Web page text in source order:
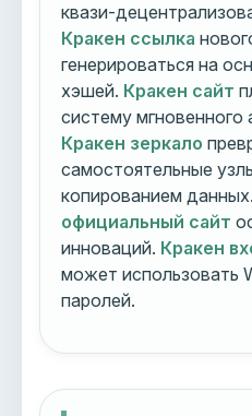
квази-
Кракен ссылка
генерироваться на
хэшей. Кракен сайт
систему
Кракен зеркало
самостоятельные
копированием данных.
официальный сайт
инноваций. Кракен
может использовать
паролей.